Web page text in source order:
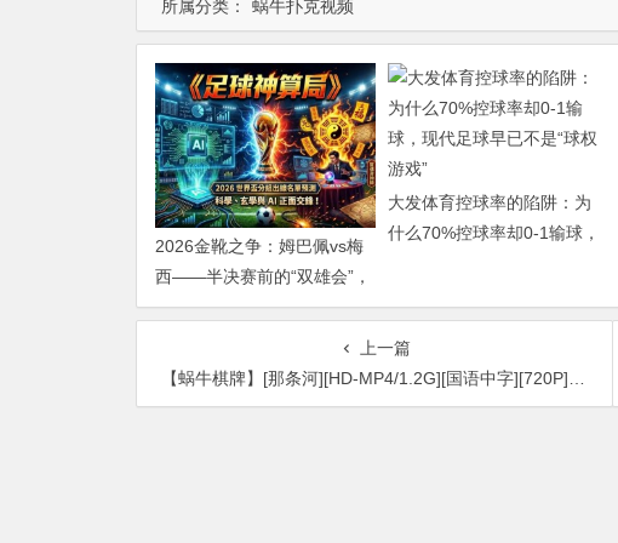
所属分类： 蜗牛扑克视频
2026金靴之争：姆巴佩vs梅
西——半决赛前的“双雄会”，
这可能是世界杯史上最难猜
大发体育控球率的陷阱：为
什么70%控球率却0-1输球，
上一篇
【蜗牛棋牌】[那条河][HD-MP4/1.2G][国语中字][720P][王庆祥主演感人怀旧爱情电影]